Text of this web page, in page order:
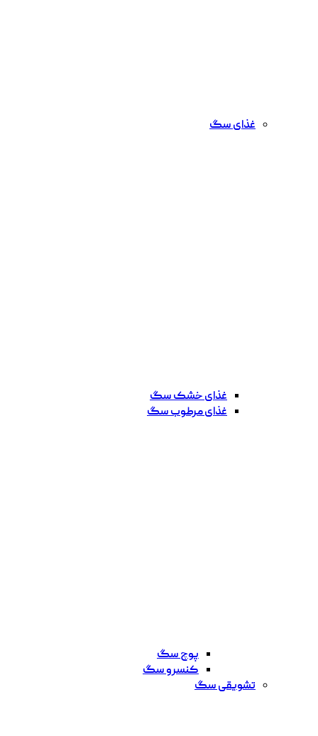
غذای سگ
غذای خشک سگ
غذای مرطوب سگ
پوچ سگ
کنسرو سگ
تشویقی سگ